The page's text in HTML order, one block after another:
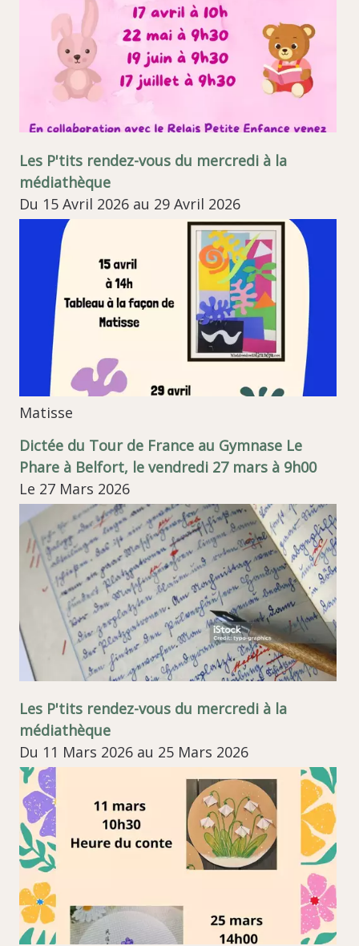
Les P'tits rendez-vous du mercredi à la
médiathèque
Du 15 Avril 2026 au 29 Avril 2026
Matisse
Dictée du Tour de France au Gymnase Le
Phare à Belfort, le vendredi 27 mars à 9h00
Le 27 Mars 2026
Les P'tits rendez-vous du mercredi à la
médiathèque
Du 11 Mars 2026 au 25 Mars 2026